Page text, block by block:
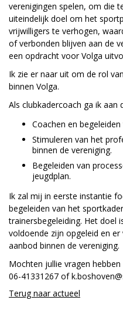
verenigingen spelen, om die
uiteindelijk doel om het
vrijwilligers te verhogen,
of verbonden blijven aan de
een opdracht voor Volga
Ik zie er naar uit om de rol
binnen Volga.
Als clubkadercoach ga ik aan
Coachen en
Stimuleren van het
binnen de vereniging.
Begeleiden van
jeugdplan.
Ik zal mij in eerste instantie
begeleiden van het
trainersbegeleiding. Het doel
voldoende zijn opgeleid en
aanbod binnen de vereniging.
Mochten jullie vragen
06-41331267 of
Terug naaractueel